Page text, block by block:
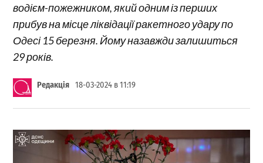
водієм-пожежником, який одним із перших
прибув на місце ліквідації ракетного удару по
Одесі 15 березня. Йому назавжди залишиться
29 років.
Редакція 18-03-2024 в 11:19